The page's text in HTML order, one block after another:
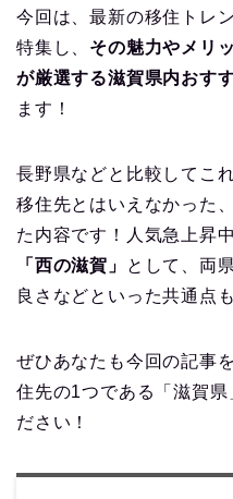
今回は、最新の移住トレ
特集し、 その魅力やメリ
が厳選する滋賀県内おす
ます！
長野県などと比較してこ
移住先とはいえなかった
た内容です！人気急上昇
「西の滋賀」
として、両
良さなどといった共通点
ぜひあなたも今回の記事
住先の1つである「滋賀県
ださい！